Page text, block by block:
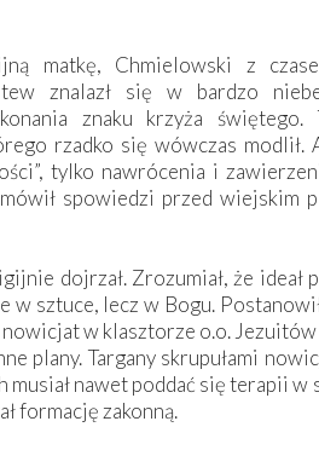
matkę, Chmielowski z
znalazł się w bardzo
znaku krzyża świętego.
rzadko się wówczas modlił.
tylko nawrócenia i
spowiedzi przed wiejskim
dojrzał. Zrozumiał, że ideał
w sztuce, lecz w Bogu.
w klasztorze o.o.
plany. Targany skrupułami
musiał nawet poddać się terapii
formację zakonną.